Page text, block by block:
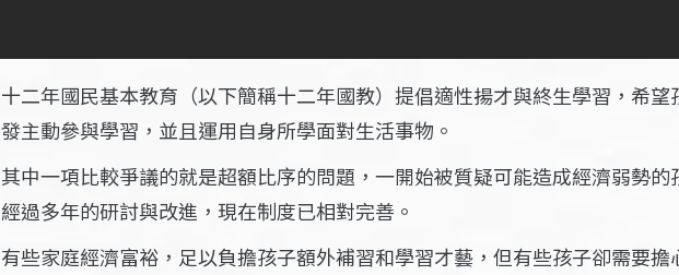
十二年國民基本教育（以下簡稱十二年國教）提倡適性揚才與終生學習，希
發主動參與學習，並且運用自身所學面對生活事物。
其中一項比較爭議的就是超額比序的問題，一開始被質疑可能造成經濟弱勢
經過多年的研討與改進，現在制度已相對完善。
有些家庭經濟富裕，足以負擔孩子額外補習和學習才藝，但有些孩子卻需要擔